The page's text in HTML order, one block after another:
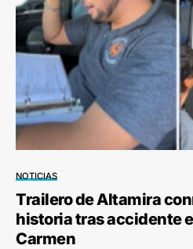
NOTICIAS
Trailero de Altamira
historia tras accidente
Carmen